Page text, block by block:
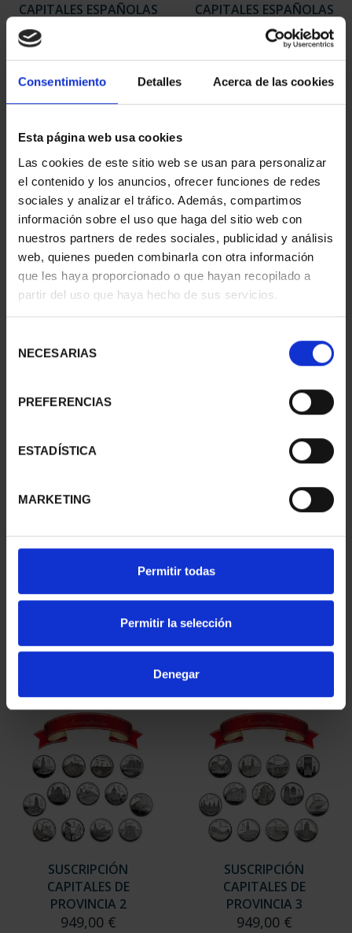
Consentimiento Detalles Acerca de las cookies
Esta página web usa cookies
Las cookies de este sitio web se usan para personalizar
el contenido y los anuncios, ofrecer funciones de redes
sociales y analizar el tráfico. Además, compartimos
información sobre el uso que haga del sitio web con
nuestros partners de redes sociales, publicidad y análisis
web, quienes pueden combinarla con otra información
que les haya proporcionado o que hayan recopilado a
partir del uso que haya hecho de sus servicios.
NECESARIAS
PREFERENCIAS
ESTADÍSTICA
MARKETING
Permitir todas
Permitir la selección
Denegar
CAPITALES ESPAÑOLAS
CAPITALES ESPAÑOLAS
- SALAMANCA
73,00 €
CAPITALES ESPAÑOLAS
CAPITALES ESPAÑOLAS
CAPITALES ESPAÑOLAS
- ZAMORA
CAPITALES DE
Sólo para usuarios
SUSCRIPCIÓN
CAPITALES DE
PROVINCIA 2
949,00 €
SUSCRIPCIÓN
CAPITALES DE
PROVINCIA 3
949,00 €